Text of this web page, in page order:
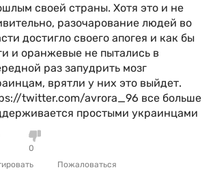
своей страны. Хотя это и не
разочарование людей во
достигло своего апогея и как бы
и оранжевые не пытались в
раз запудрить мозг
врятли у них это выйдет.
twitter.com/avrora_96 все больше
простыми украинцами
0
Пожаловаться